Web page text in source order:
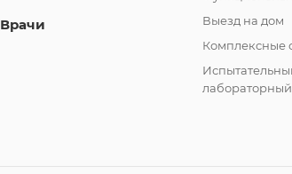
Врачи
Выезд на дом
Комплексные